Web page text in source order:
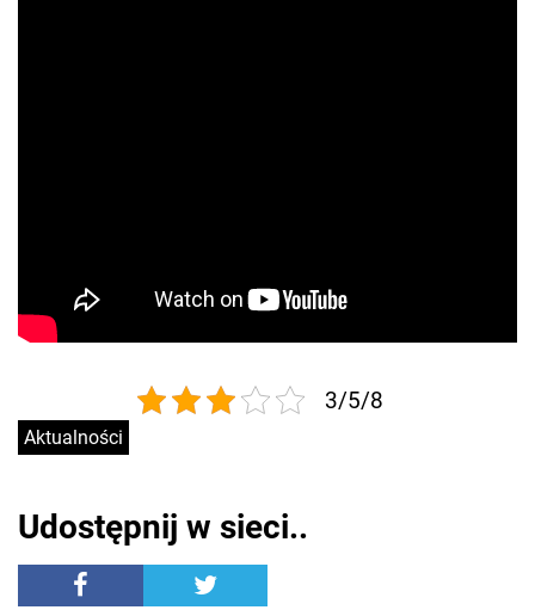
3/5/8
Aktualności
Udostępnij w sieci..